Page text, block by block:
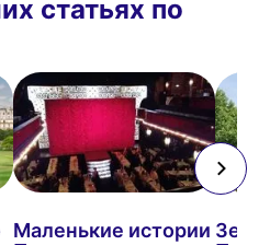
статьях по
Маленькие истории